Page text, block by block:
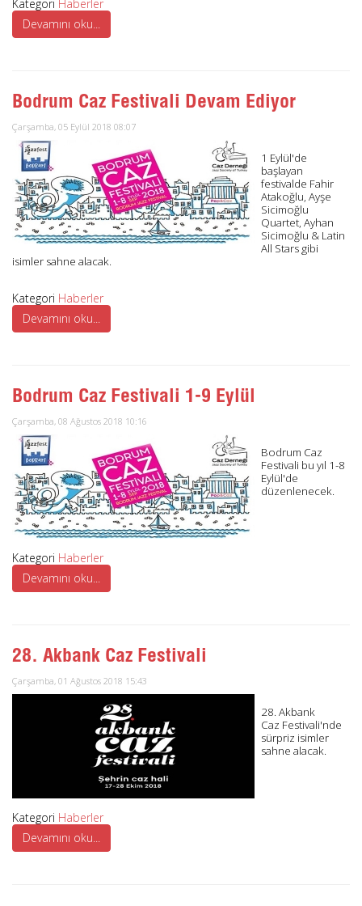
Kategori Haberler
Devamını oku...
Bodrum Caz Festivali Devam Ediyor
Çarşamba, 05 Eylül 2018 08:07
1 Eylül'de
başlayan
festivalde Fahir
Atakoğlu, Ayşe
Sicimoğlu
Quartet, Ayhan
Sicimoğlu & Latin
All Stars gibi
isimler sahne alacak.
Kategori Haberler
Devamını oku...
Bodrum Caz Festivali 1-9 Eylül
Çarşamba, 08 Ağustos 2018 10:16
Bodrum Caz
Festivali bu yıl 1-8
Eylül'de
düzenlenecek.
Kategori Haberler
Devamını oku...
28. Akbank Caz Festivali
Çarşamba, 01 Ağustos 2018 15:43
28. Akbank
Caz Festivali'nde
sürpriz isimler
sahne alacak.
Kategori Haberler
Devamını oku...